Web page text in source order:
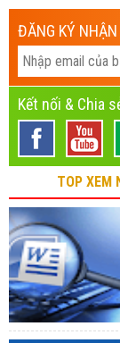
ĐĂNG KÝ
Kết nối & Chia
TOP XEM